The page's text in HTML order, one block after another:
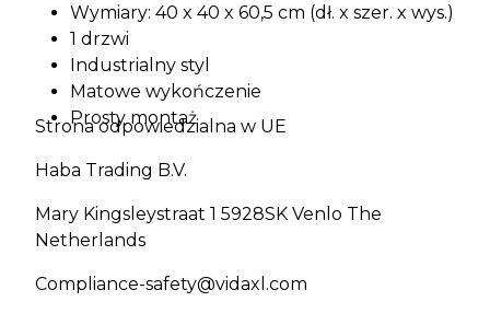
Wymiary: 40 x 40 x 60,5 cm (dł. x szer. x wys.)
1 drzwi
Industrialny styl
Matowe wykończenie
Prosty montaż
Strona odpowiedzialna w UE
Haba Trading B.V.
Mary Kingsleystraat 1 5928SK Venlo The
Netherlands
Compliance-safety@vidaxl.com